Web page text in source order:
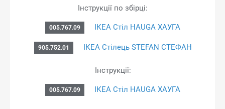
Інструкції по збірці:
005.767.09 ІКЕА Стіл HAUGA ХАУГА
905.752.01 ІКЕА Стілець STEFAN СТЕФАН
Інструкції:
005.767.09 ІКЕА Стіл HAUGA ХАУГА